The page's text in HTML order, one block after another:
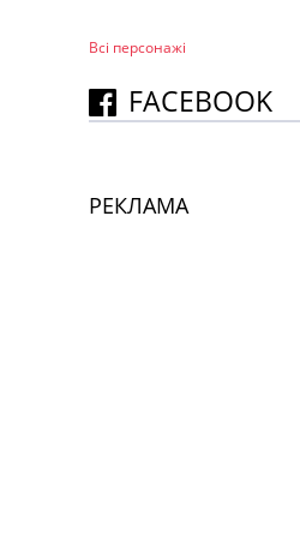
Всі персонажi
FACEBOOK
РЕКЛАМА